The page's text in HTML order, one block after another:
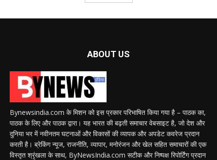
ABOUT US
Bynewsindia.com के मिशन को इस प्रकार परिभाषित किया गया है – पाठक का,
पाठक के लिए और पाठक द्वारा। यह भारत की बढ़ती समाचार वेबसाइट है, जो देश और
दुनिया भर में नवीनतम घटनाओं और विकासों की व्यापक और अपडेट कवरेज प्रदान
करती है। ब्रेकिंग न्यूज, राजनीति, व्यापार, मनोरंजन और खेल सहित समाचारों की एक
विस्तृत श्रृंखला के साथ, ByNewsIndia.com सटीक और निष्पक्ष रिपोर्टिंग प्रदान